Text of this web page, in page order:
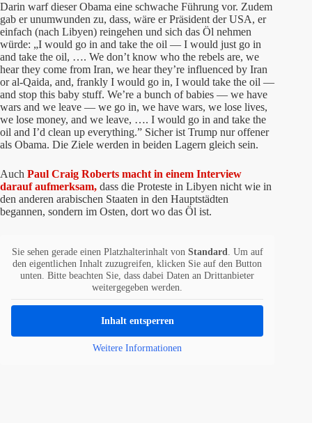
Darin warf dieser Obama eine schwache Führung vor. Zudem
gab er unumwunden zu, dass, wäre er Präsident der USA, er
einfach (nach Libyen) reingehen und sich das Öl nehmen
würde: „I would go in and take the oil — I would just go in
and take the oil, …. We don’t know who the rebels are, we
hear they come from Iran, we hear they’re influenced by Iran
or al-Qaida, and, frankly I would go in, I would take the oil —
and stop this baby stuff. We’re a bunch of babies — we have
wars and we leave — we go in, we have wars, we lose lives,
we lose money, and we leave, …. I would go in and take the
oil and I’d clean up everything.” Sicher ist Trump nur offener
als Obama. Die Ziele werden in beiden Lagern gleich sein.
Auch Paul Craig Roberts macht in einem Interview
darauf aufmerksam, dass die Proteste in Libyen nicht wie in
den anderen arabischen Staaten in den Hauptstädten
begannen, sondern im Osten, dort wo das Öl ist.
Sie sehen gerade einen Platzhalterinhalt von Standard. Um auf
den eigentlichen Inhalt zuzugreifen, klicken Sie auf den Button
unten. Bitte beachten Sie, dass dabei Daten an Drittanbieter
weitergegeben werden.
Inhalt entsperren
Weitere Informationen